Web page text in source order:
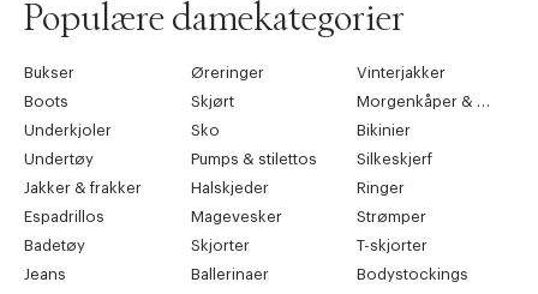
Populære damekategorier
Bukser Øreringer
Vinterjakker
Boots
Skjørt
Morgenkåper & kimonoer
Underkjoler
Sko
Bikinier
Undertøy
Pumps & stilettos
Silkeskjerf
Jakker & frakker
Halskjeder
Ringer
Espadrillos
Magevesker
Strømper
Badetøy
Skjorter
T-skjorter
Jeans
Ballerinaer
Bodystockings